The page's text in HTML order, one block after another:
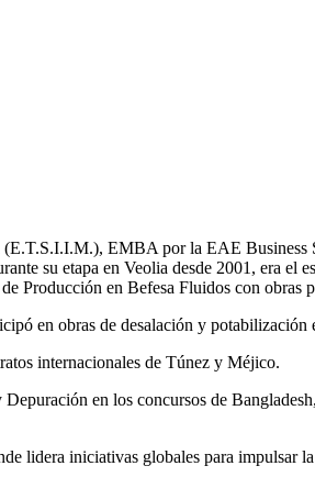
EMBA por la EAE Business
su etapa en Veolia desde 2001, era
Producción en Befesa Fluidos con obras
en obras de desalación y
internacionales de Túnez y Méjico.
en los concursos de
lidera iniciativas globales para impulsar